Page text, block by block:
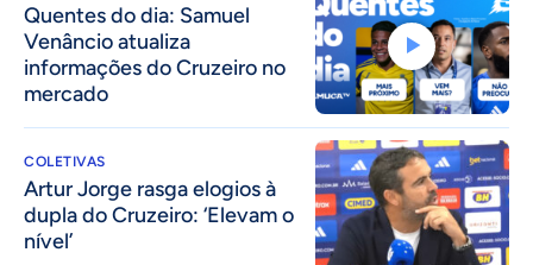
Quentes do dia: Samuel
Venâncio atualiza
informações do Cruzeiro no
mercado
COLETIVAS
Artur Jorge rasga elogios à
dupla do Cruzeiro: ‘Elevam o
nível’